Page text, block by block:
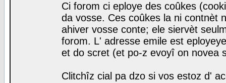
Ci forom ci eploye des coûkes
da vosse. Ces coûkes la ni contnèt
ahiver vosse conte; ele siervèt
forom. L' adresse emile est
et do scret (et po-z evoyî on novea
Clitchîz cial pa dzo si vos estoz d'